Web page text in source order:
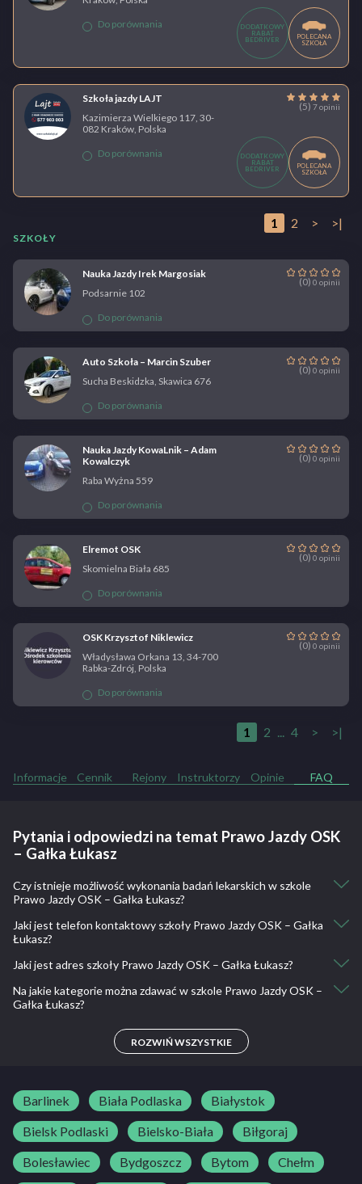
Do porównania
DODATKOWY
RABAT
BEDRIVER
POLECANA
SZKOŁA
Szkoła jazdy LAJT
(5) 7 opinii
Kazimierza Wielkiego 117, 30-
082 Kraków, Polska
Do porównania
DODATKOWY
RABAT
BEDRIVER
POLECANA
SZKOŁA
1 2 > >|
SZKOŁY
Nauka Jazdy Irek Margosiak
(0) 0 opinii
Podsarnie 102
Do porównania
Auto Szkoła – Marcin Szuber
(0) 0 opinii
Sucha Beskidzka, Skawica 676
Do porównania
Nauka Jazdy KowaLnik – Adam
Kowalczyk
(0) 0 opinii
Raba Wyżna 559
Do porównania
Elremot OSK
(0) 0 opinii
Skomielna Biała 685
Do porównania
OSK Krzysztof Niklewicz
(0) 0 opinii
Władysława Orkana 13, 34-700
Rabka-Zdrój, Polska
Do porównania
1 2 ... 4 > >|
Informacje Cennik Rejony Instruktorzy Opinie FAQ
Pytania i odpowiedzi na temat Prawo Jazdy OSK
– Gałka Łukasz
Czy istnieje możliwość wykonania badań lekarskich w szkole
Prawo Jazdy OSK – Gałka Łukasz?
Nie, nie ma takiej możliwości.
Jaki jest telefon kontaktowy szkoły Prawo Jazdy OSK – Gałka
Łukasz?
500 574 073
Jaki jest adres szkoły Prawo Jazdy OSK – Gałka Łukasz?
Sidzina 734
Na jakie kategorie można zdawać w szkole Prawo Jazdy OSK –
Gałka Łukasz?
ROZWIŃ WSZYSTKIE
Barlinek Biała Podlaska
Białystok
Bielsk Podlaski
Bielsko-Biała
Biłgoraj
Bolesławiec
Bydgoszcz Bytom
Chełm